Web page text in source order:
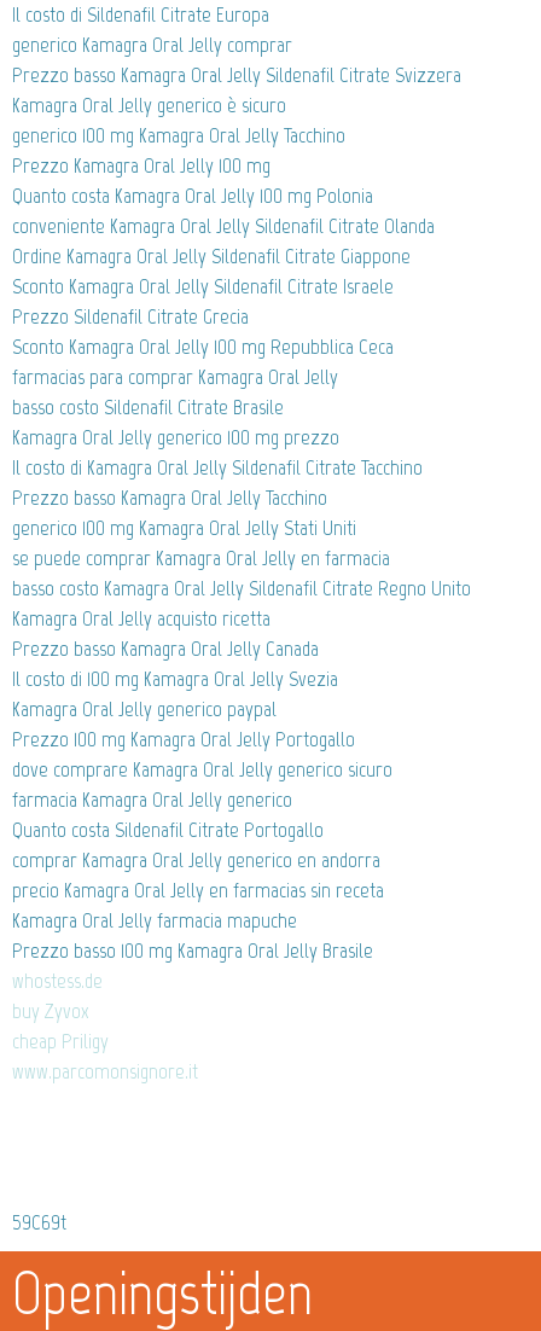
Il costo di Sildenafil Citrate Europa
generico Kamagra Oral Jelly comprar
Prezzo basso Kamagra Oral Jelly Sildenafil Citrate Svizzera
Kamagra Oral Jelly generico è sicuro
generico 100 mg Kamagra Oral Jelly Tacchino
Prezzo Kamagra Oral Jelly 100 mg
Quanto costa Kamagra Oral Jelly 100 mg Polonia
conveniente Kamagra Oral Jelly Sildenafil Citrate Olanda
Ordine Kamagra Oral Jelly Sildenafil Citrate Giappone
Sconto Kamagra Oral Jelly Sildenafil Citrate Israele
Prezzo Sildenafil Citrate Grecia
Sconto Kamagra Oral Jelly 100 mg Repubblica Ceca
farmacias para comprar Kamagra Oral Jelly
basso costo Sildenafil Citrate Brasile
Kamagra Oral Jelly generico 100 mg prezzo
Il costo di Kamagra Oral Jelly Sildenafil Citrate Tacchino
Prezzo basso Kamagra Oral Jelly Tacchino
generico 100 mg Kamagra Oral Jelly Stati Uniti
se puede comprar Kamagra Oral Jelly en farmacia
basso costo Kamagra Oral Jelly Sildenafil Citrate Regno Unito
Kamagra Oral Jelly acquisto ricetta
Prezzo basso Kamagra Oral Jelly Canada
Il costo di 100 mg Kamagra Oral Jelly Svezia
Kamagra Oral Jelly generico paypal
Prezzo 100 mg Kamagra Oral Jelly Portogallo
dove comprare Kamagra Oral Jelly generico sicuro
farmacia Kamagra Oral Jelly generico
Quanto costa Sildenafil Citrate Portogallo
comprar Kamagra Oral Jelly generico en andorra
precio Kamagra Oral Jelly en farmacias sin receta
Kamagra Oral Jelly farmacia mapuche
Prezzo basso 100 mg Kamagra Oral Jelly Brasile
whostess.de
buy Zyvox
cheap Priligy
www.parcomonsignore.it
59C69t
Openingstijden